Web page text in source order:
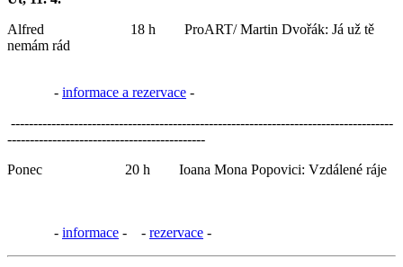
Alfred 18 h ProART/ Martin Dvořák: Já už tě
nemám rád
- informace a rezervace -
-------------------------------------------------------------------------------------
--------------------------------------------
Ponec 20 h Ioana Mona Popovici: Vzdálené ráje
- informace - - rezervace -